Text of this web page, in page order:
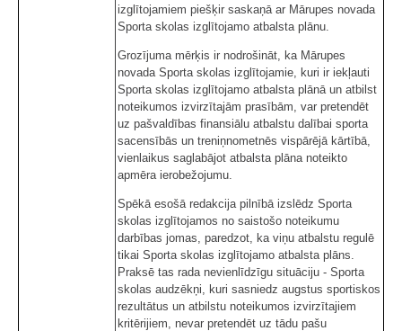
izglītojamiem piešķir saskaņā ar Mārupes novada
Sporta skolas izglītojamo atbalsta plānu.
Grozījuma mērķis ir nodrošināt, ka Mārupes
novada Sporta skolas izglītojamie, kuri ir iekļauti
Sporta skolas izglītojamo atbalsta plānā un atbilst
noteikumos izvirzītajām prasībām, var pretendēt
uz pašvaldības finansiālu atbalstu dalībai sporta
sacensībās un treniņnometnēs vispārējā kārtībā,
vienlaikus saglabājot atbalsta plāna noteikto
apmēra ierobežojumu.
Spēkā esošā redakcija pilnībā izslēdz Sporta
skolas izglītojamos no saistošo noteikumu
darbības jomas, paredzot, ka viņu atbalstu regulē
tikai Sporta skolas izglītojamo atbalsta plāns.
Praksē tas rada nevienlīdzīgu situāciju - Sporta
skolas audzēkņi, kuri sasniedz augstus sportiskos
rezultātus un atbilstu noteikumos izvirzītajiem
kritērijiem, nevar pretendēt uz tādu pašu